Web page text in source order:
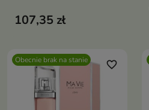
107,35 zł
Obecnie brak na stanie favorite_border